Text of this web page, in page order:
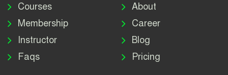
নিয়োগ বিজ্ঞপ্তি ২০২৬ | DNC
Job Circular 2026
পাসপোর্ট করতে কি কি লাগে
২০২৬ | ই-পাসপোর্ট আবেদন ও
Courses
Membership
Instructor
Faqs
About
Career
Blog
Pricing